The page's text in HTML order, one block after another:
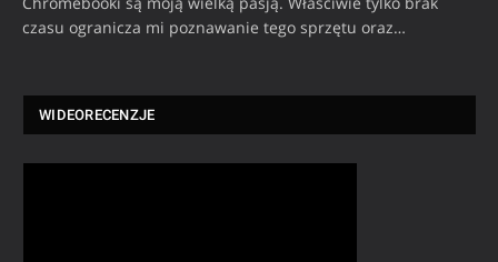
czasu ogranicza mi poznawanie tego sprzętu oraz…
WIDEORECENZJE